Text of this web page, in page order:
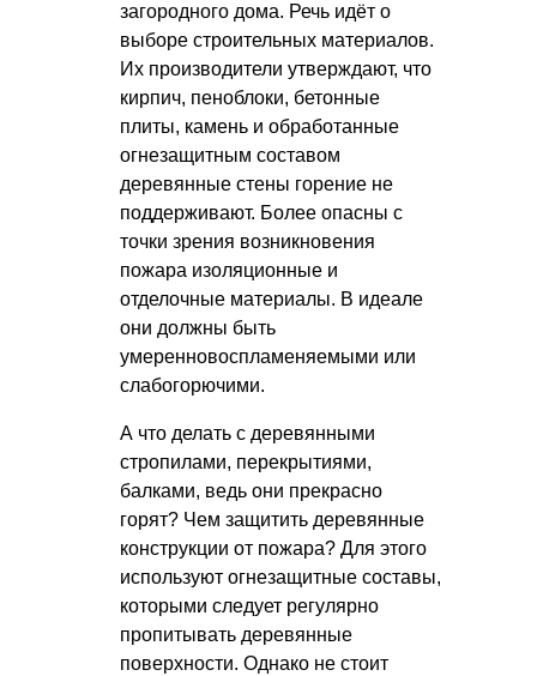
загородного дома. Речь идёт о
выборе строительных материалов.
Их производители утверждают, что
кирпич, пеноблоки, бетонные
плиты, камень и обработанные
огнезащитным составом
деревянные стены горение не
поддерживают. Более опасны с
точки зрения возникновения
пожара изоляционные и
отделочные материалы. В идеале
они должны быть
умеренновоспламеняемыми или
слабогорючими.
А что делать с деревянными
стропилами, перекрытиями,
балками, ведь они прекрасно
горят? Чем защитить деревянные
конструкции от пожара? Для этого
используют огнезащитные составы,
которыми следует регулярно
пропитывать деревянные
поверхности. Однако не стоит